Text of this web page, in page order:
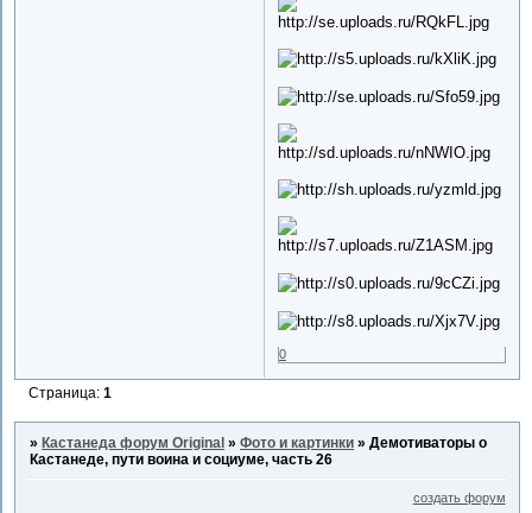
0
Страница:1
» Кастанеда форум Original »Фото и картинки »Демотиваторы о
Кастанеде, пути воина и социуме, часть 26
создать форум